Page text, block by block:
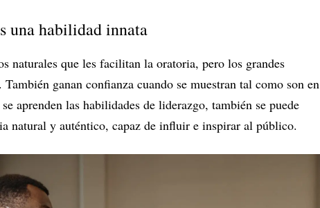
una habilidad innata
naturales que les facilitan la oratoria, pero los grandes
ganan confianza cuando se muestran tal como son en
aprenden las habilidades de liderazgo, también se puede
natural y auténtico, capaz de influir e inspirar al público.